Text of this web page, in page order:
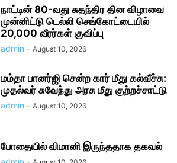
நாட்டின் 80-வது சுதந்திர தின விழாவை
முன்னிட்டு டெல்லி செங்கோட்டையில்
20,000 வீரர்கள் குவிப்பு
admin - August 10, 2026
மம்தா பானர்ஜி சென்ற கார் மீது கல்வீச்சு:
முதல்வர் சுவேந்து அரசு மீது குற்றச்சாட்டு
admin - August 10, 2026
போதையில் விமானி இருந்ததாக தகவல்